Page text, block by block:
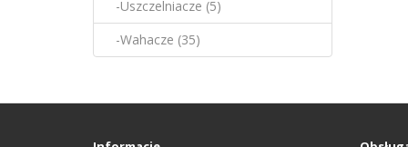
-Uszczelniacze (5)
-Wahacze (35)